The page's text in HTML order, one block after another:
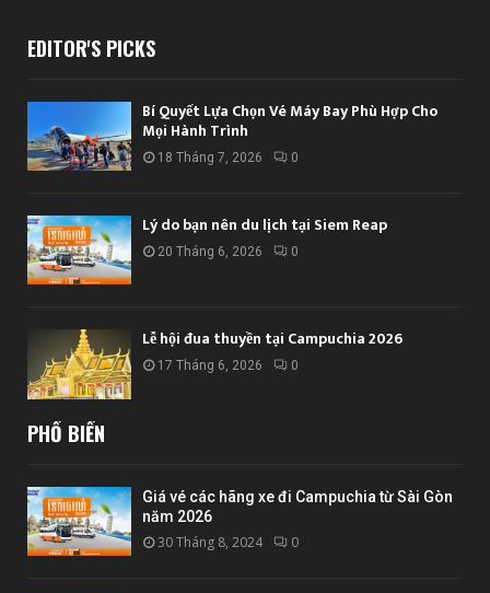
EDITOR'S PICKS
Bí Quyết Lựa Chọn Vé Máy Bay Phù Hợp Cho
Mọi Hành Trình
18 Tháng 7, 2026 0
Lý do bạn nên du lịch tại Siem Reap
20 Tháng 6, 2026 0
Lễ hội đua thuyền tại Campuchia 2026
17 Tháng 6, 2026 0
PHỔ BIẾN
Giá vé các hãng xe đi Campuchia từ Sài Gòn
năm 2026
30 Tháng 8, 2024 0